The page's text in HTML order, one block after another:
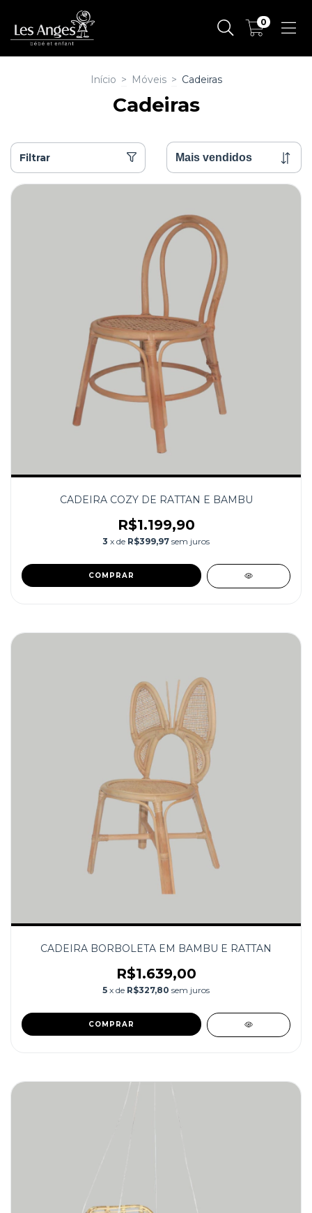
0
Início > Móveis > Cadeiras
Cadeiras
Filtrar
CADEIRA COZY DE RATTAN E BAMBU
R$1.199,90
3 x de R$399,97 sem juros
CADEIRA BORBOLETA EM BAMBU E RATTAN
R$1.639,00
5 x de R$327,80 sem juros